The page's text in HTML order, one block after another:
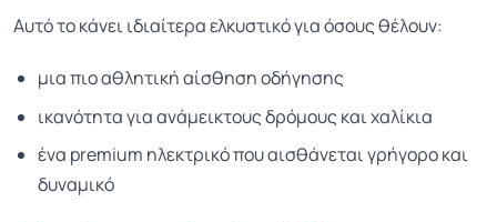
Αυτό το κάνει ιδιαίτερα ελκυστικό για όσους θέλουν:
μια πιο αθλητική αίσθηση οδήγησης
ικανότητα για ανάμεικτους δρόμους και χαλίκια
ένα premium ηλεκτρικό που αισθάνεται γρήγορο και
δυναμικό